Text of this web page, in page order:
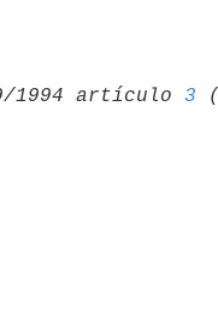
1994 artículo 3